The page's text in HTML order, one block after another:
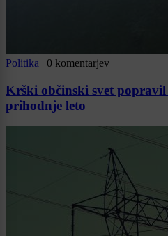
Politika | 0 komentarjev
Krški občinski svet
prihodnje leto